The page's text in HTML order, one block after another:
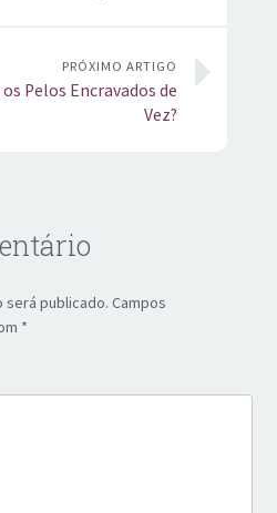
PRÓXIMO ARTIGO
Pelos Encravados de
Vez?
será publicado. Campos
*